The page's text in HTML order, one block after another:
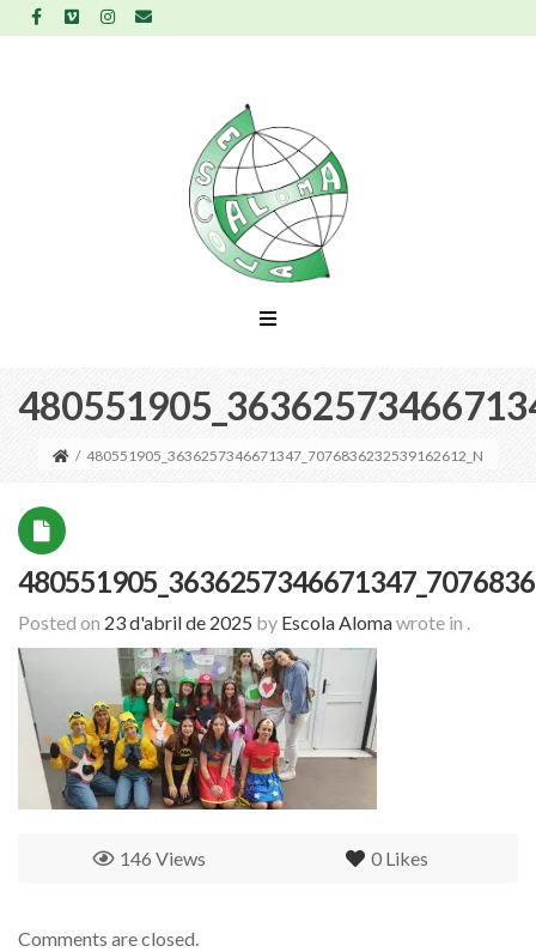
/ 480551905_3636257346671347_7076836232539162612_N
Posted on 23 d'abril de 2025 by Escola Alomawrote in .
0 Likes
146 Views
Comments are closed.